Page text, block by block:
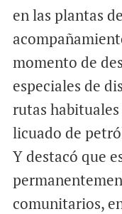
en las plantas
momento de
especiales de
rutas
licuado de
Y destacó que
comunitarios,